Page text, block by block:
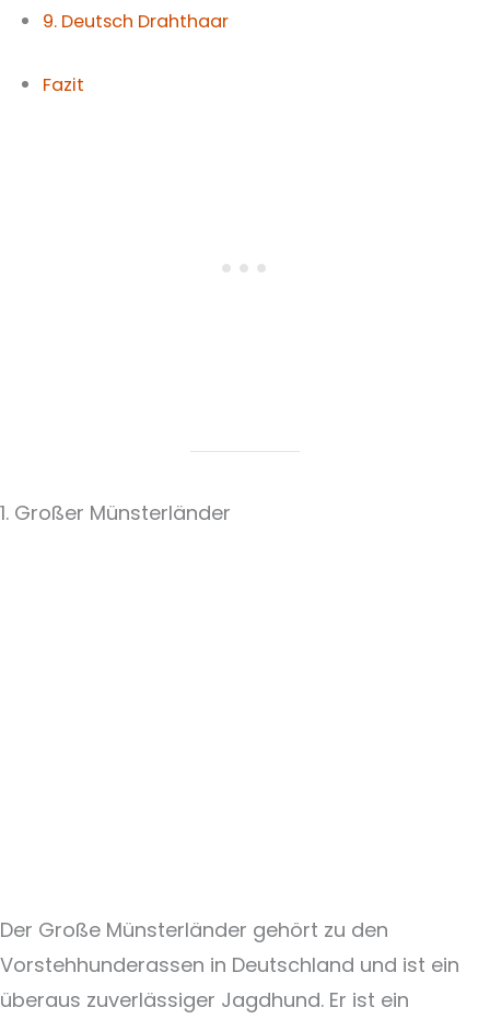
9. Deutsch Drahthaar
Fazit
1. Großer Münsterländer
Der Große Münsterländer gehört zu den
Vorstehhunderassen in Deutschland und ist ein
überaus zuverlässiger Jagdhund. Er ist ein